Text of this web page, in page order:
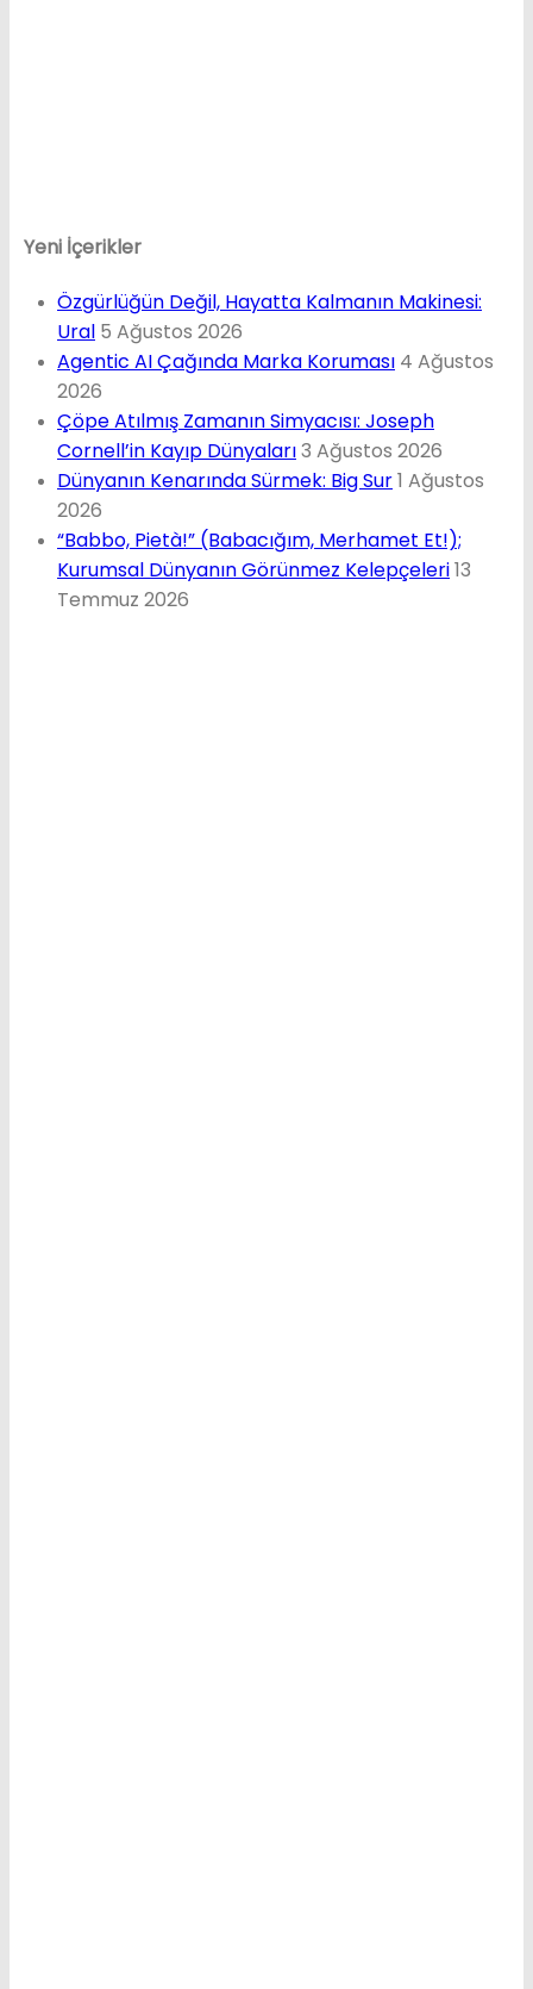
Yeni İçerikler
Özgürlüğün Değil, Hayatta Kalmanın Makinesi:
Ural 5 Ağustos 2026
Agentic AI Çağında Marka Koruması 4 Ağustos
2026
Çöpe Atılmış Zamanın Simyacısı: Joseph
Cornell’in Kayıp Dünyaları3 Ağustos 2026
Dünyanın Kenarında Sürmek: Big Sur1 Ağustos
2026
“Babbo, Pietà!” (Babacığım, Merhamet Et!);
Kurumsal Dünyanın Görünmez Kelepçeleri13
Temmuz 2026